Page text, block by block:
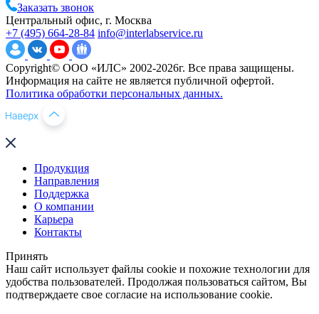
Заказать звонок
Центральный офис, г. Москва
+7 (495) 664-28-84 info@interlabservice.ru
Copyright© ООО «ИЛС» 2002-2026г. Все права защищены.
Информация на сайте не является публичной офертой.
Политика обработки персональных данных.
Продукция
Направления
Поддержка
О компании
Карьера
Контакты
Принять
Наш сайт использует файлы cookie и похожие технологии для
удобства пользователей. Продолжая пользоваться сайтом, Вы
подтверждаете свое согласие на использование cookie.